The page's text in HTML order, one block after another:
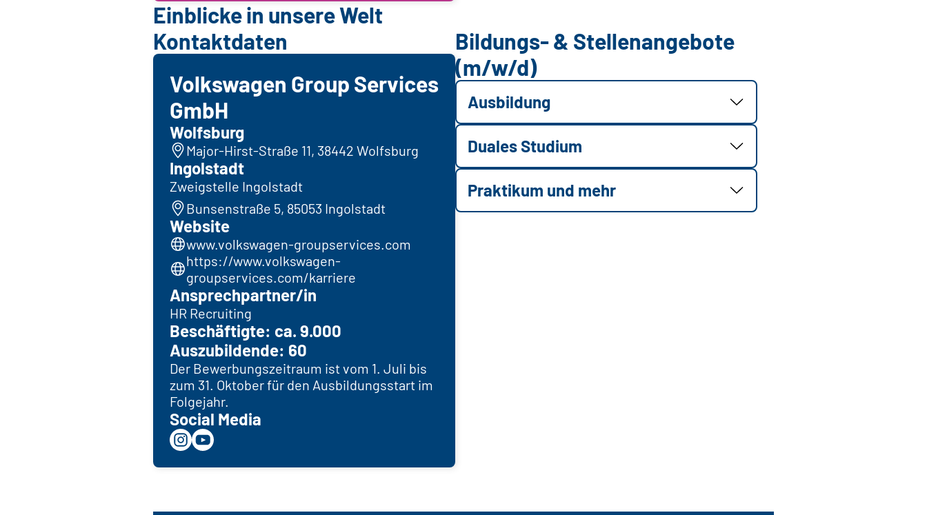
Einblicke in unsere Welt
Kontaktdaten
Volkswagen Group Services
GmbH
Wolfsburg
Major-Hirst-Straße 11, 38442 Wolfsburg
Ingolstadt
Zweigstelle Ingolstadt
Bunsenstraße 5, 85053 Ingolstadt
Website
www.volkswagen-groupservices.com
https://www.volkswagen-
groupservices.com/karriere
Ansprechpartner/in
HR Recruiting
Beschäftigte: ca. 9.000
Auszubildende: 60
Der Bewerbungszeitraum ist vom 1. Juli bis
zum 31. Oktober für den Ausbildungsstart im
Folgejahr.
Social Media
Bildungs- & Stellenangebote
(m/w/d)
Ausbildung
Duales Studium
Praktikum und mehr